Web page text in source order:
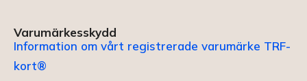
Varumärkesskydd
Information om vårt registrerade varumärke TRF-
kort®